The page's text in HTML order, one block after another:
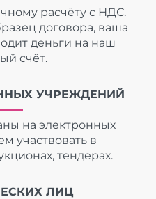
расчёту с НДС.
договора, ваша
деньги на наш
счёт.
УЧРЕЖДЕНИЙ
на электронных
участвовать в
тендерах.
ЛИЦ